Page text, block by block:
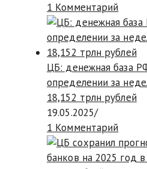
1 Комментарий
ЦБ: денежная база
определении за
18,152 трлн рублей
19.05.2025/
1 Комментарий